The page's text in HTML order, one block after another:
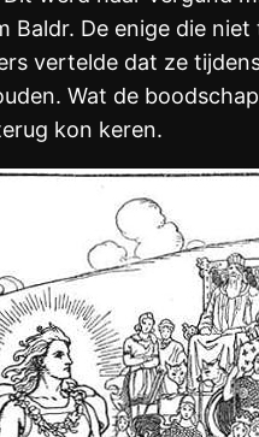
Baldr. De enige die
vertelde dat ze
Wat de
kon keren.